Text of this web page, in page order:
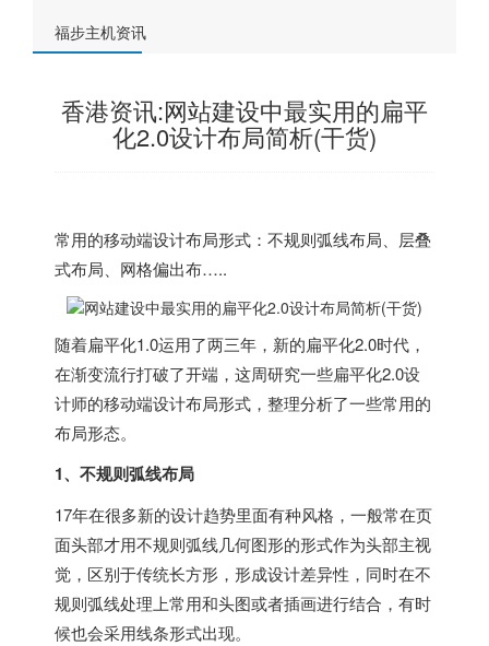
福步主机资讯
香港资讯:网站建设中最实用的扁平
化2.0设计布局简析(干货)
常用的移动端设计布局形式：不规则弧线布局、层叠
式布局、网格偏出布…..
随着扁平化1.0运用了两三年，新的扁平化2.0时代，
在渐变流行打破了开端，这周研究一些扁平化2.0设
计师的移动端设计布局形式，整理分析了一些常用的
布局形态。
1、不规则弧线布局
17年在很多新的设计趋势里面有种风格，一般常在页
面头部才用不规则弧线几何图形的形式作为头部主视
觉，区别于传统长方形，形成设计差异性，同时在不
规则弧线处理上常用和头图或者插画进行结合，有时
候也会采用线条形式出现。